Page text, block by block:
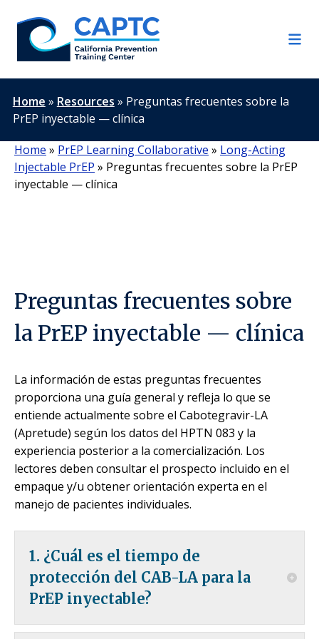
content
Home » Resources » Preguntas frecuentes sobre la
PrEP inyectable — clínica
Home » PrEP Learning Collaborative » Long-Acting
Injectable PrEP » Preguntas frecuentes sobre la PrEP
inyectable — clínica
Preguntas frecuentes sobre
la PrEP inyectable — clínica
La información de estas preguntas frecuentes
proporciona una guía general y refleja lo que se
entiende actualmente sobre el Cabotegravir-LA
(Apretude) según los datos del HPTN 083 y la
experiencia posterior a la comercialización. Los
lectores deben consultar el prospecto incluido en el
empaque y/u obtener orientación experta en el
manejo de pacientes individuales.
1. ¿Cuál es el tiempo de
protección del CAB-LA para la
PrEP inyectable?